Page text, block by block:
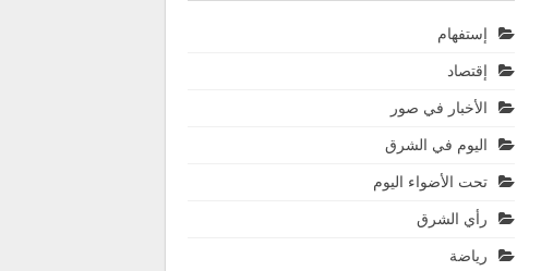
إستفهام
إقتصاد
الأخبار في صور
اليوم في الشرق
تحت الأضواء اليوم
رأي الشرق
رياضة